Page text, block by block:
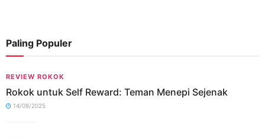
Paling Populer
REVIEW ROKOK
Rokok untuk Self Reward: Teman Menepi Sejenak
14/08/2025